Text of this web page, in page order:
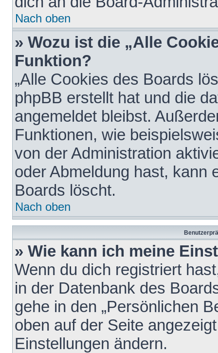
Nach oben
» Wozu ist die „Alle
Funktion?
„Alle Cookies des Boards
phpBB erstellt hat und die
angemeldet bleibst.
Funktionen, wie
von der Administration
oder Abmeldung hast, kann
Boards löscht.
Nach oben
» Wie kann ich meine
Wenn du dich registriert
in der Datenbank des
gehe in den „Persönlichen
oben auf der Seite
Einstellungen ändern.